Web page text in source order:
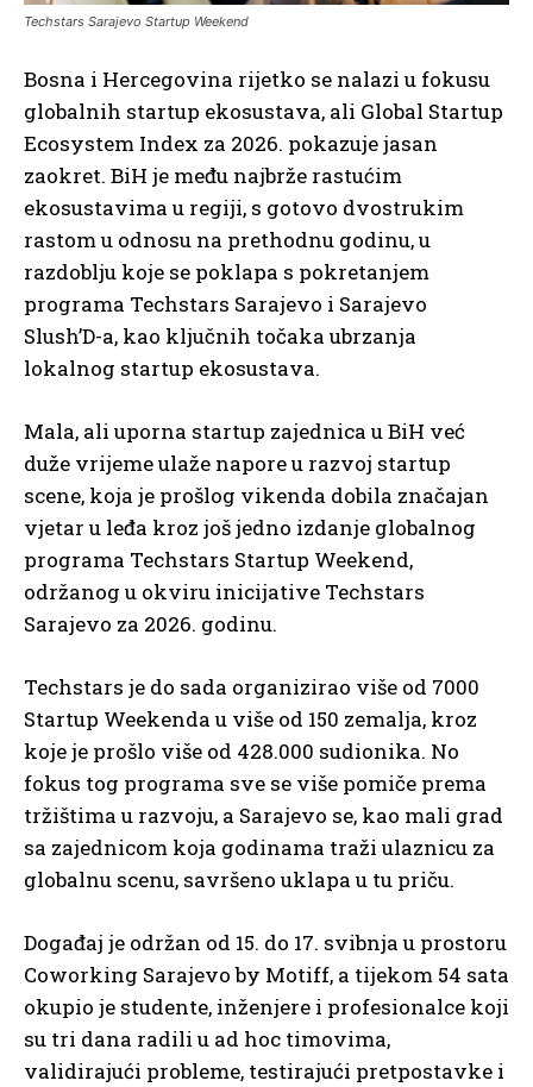
Techstars Sarajevo Startup Weekend
Bosna i Hercegovina rijetko se nalazi u fokusu
globalnih startup ekosustava, ali Global Startup
Ecosystem Index za 2026. pokazuje jasan
zaokret. BiH je među najbrže rastućim
ekosustavima u regiji, s gotovo dvostrukim
rastom u odnosu na prethodnu godinu, u
razdoblju koje se poklapa s pokretanjem
programa Techstars Sarajevo i Sarajevo
Slush’D-a, kao ključnih točaka ubrzanja
lokalnog startup ekosustava.
Mala, ali uporna startup zajednica u BiH već
duže vrijeme ulaže napore u razvoj startup
scene, koja je prošlog vikenda dobila značajan
vjetar u leđa kroz još jedno izdanje globalnog
programa Techstars Startup Weekend,
održanog u okviru inicijative Techstars
Sarajevo za 2026. godinu.
Techstars je do sada organizirao više od 7000
Startup Weekenda u više od 150 zemalja, kroz
koje je prošlo više od 428.000 sudionika. No
fokus tog programa sve se više pomiče prema
tržištima u razvoju, a Sarajevo se, kao mali grad
sa zajednicom koja godinama traži ulaznicu za
globalnu scenu, savršeno uklapa u tu priču.
Događaj je održan od 15. do 17. svibnja u prostoru
Coworking Sarajevo by Motiff, a tijekom 54 sata
okupio je studente, inženjere i profesionalce koji
su tri dana radili u ad hoc timovima,
validirajući probleme, testirajući pretpostavke i